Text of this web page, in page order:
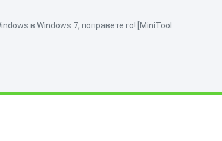
в Windows 7, поправете го! [MiniTool